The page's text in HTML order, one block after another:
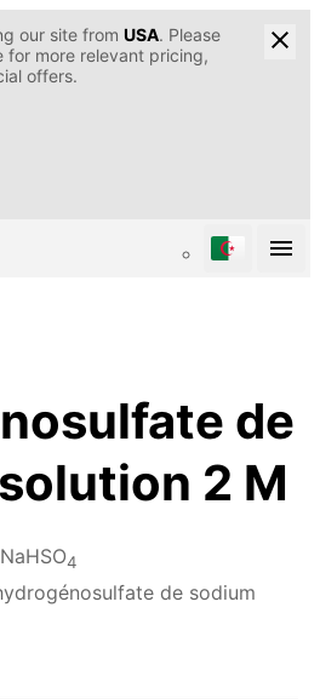
our site from USA. Please
for more relevant pricing,
offers.
de
2 M
NaHSO4
de sodium